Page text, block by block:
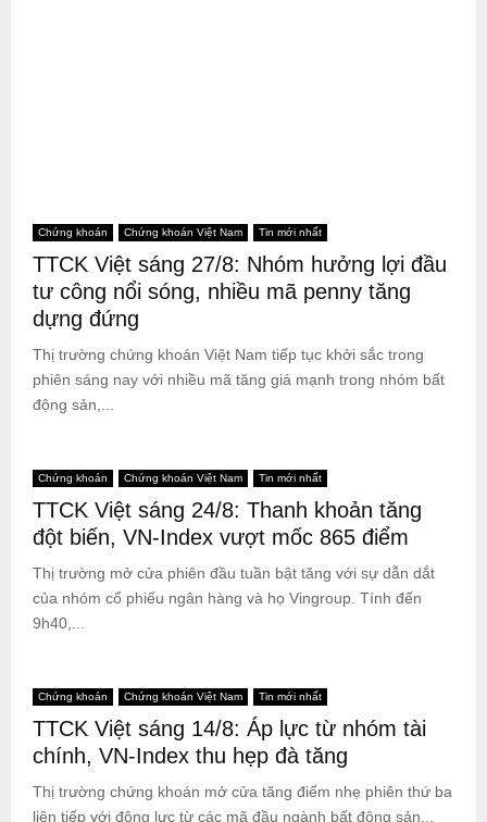
Chứng khoán Chứng khoán Việt Nam Tin mới nhất
TTCK Việt sáng 27/8: Nhóm hưởng lợi đầu
tư công nổi sóng, nhiều mã penny tăng
dựng đứng
Thị trường chứng khoán Việt Nam tiếp tục khởi sắc trong
phiên sáng nay với nhiều mã tăng giá mạnh trong nhóm bất
động sản,...
Chứng khoán Chứng khoán Việt Nam Tin mới nhất
TTCK Việt sáng 24/8: Thanh khoản tăng
đột biến, VN-Index vượt mốc 865 điểm
Thị trường mở cửa phiên đầu tuần bật tăng với sự dẫn dắt
của nhóm cổ phiếu ngân hàng và họ Vingroup. Tính đến
9h40,...
Chứng khoán Chứng khoán Việt Nam Tin mới nhất
TTCK Việt sáng 14/8: Áp lực từ nhóm tài
chính, VN-Index thu hẹp đà tăng
Thị trường chứng khoán mở cửa tăng điểm nhẹ phiên thứ ba
liên tiếp với động lực từ các mã đầu ngành bất động sản...